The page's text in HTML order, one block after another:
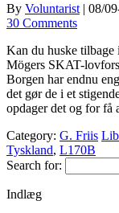
By Voluntarist | 08/
30 Comments
Kan du huske tilbage
Mögers SKAT-
Borgen har endnu
det gør de i et
opdager det og for
Category: G. Friis
Tyskland, L170B
Search for:
Indlæg